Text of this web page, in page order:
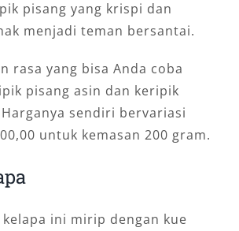
pisang yang krispi dan
menjadi teman bersantai.
rasa yang bisa Anda coba
pisang asin dan keripik
sendiri bervariasi
untuk kemasan 200 gram.
kelapa ini mirip dengan kue